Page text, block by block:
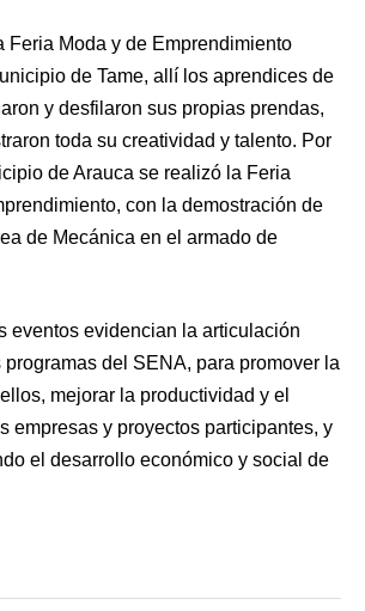
Feria Moda y de Emprendimiento
de Tame, allí los aprendices de
y desfilaron sus propias prendas,
toda su creatividad y talento. Por
de Arauca se realizó la Feria
con la demostración de
de Mecánica en el armado de
eventos evidencian la articulación
del SENA, para promover la
mejorar la productividad y el
empresas y proyectos participantes, y
el desarrollo económico y social de